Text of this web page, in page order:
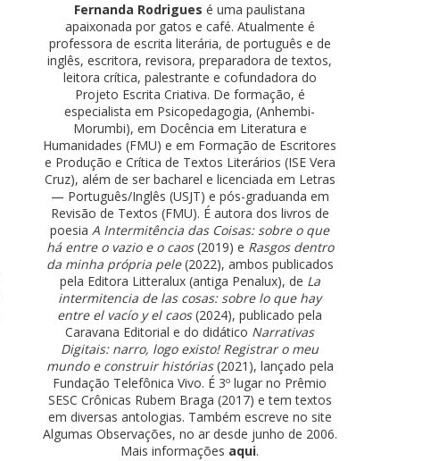
Fernanda Rodrigues é uma paulistana
apaixonada por gatos e café. Atualmente é
professora de escrita literária, de português e de
inglês, escritora, revisora, preparadora de textos,
leitora crítica, palestrante e cofundadora do
Projeto Escrita Criativa. De formação, é
especialista em Psicopedagogia, (Anhembi-
Morumbi), em Docência em Literatura e
Humanidades (FMU) e em Formação de Escritores
e Produção e Crítica de Textos Literários (ISE Vera
Cruz), além de ser bacharel e licenciada em Letras
— Português/Inglês (USJT) e pós-graduanda em
Revisão de Textos (FMU). É autora dos livros de
poesia A Intermitência das Coisas: sobre o que
há entre o vazio e o caos(2019) e Rasgos dentro
da minha própria pele(2022), ambos publicados
pela Editora Litteralux (antiga Penalux), de La
intermitencia de las cosas: sobre lo que hay
entre el vacío y el caos(2024), publicado pela
Caravana Editorial e do didático Narrativas
Digitais: narro, logo existo! Registrar o meu
mundo e construir histórias(2021), lançado pela
Fundação Telefônica Vivo. É 3º lugar no Prêmio
SESC Crônicas Rubem Braga (2017) e tem textos
em diversas antologias. Também escreve no site
Algumas Observações, no ar desde junho de 2006.
Mais informações aqui.